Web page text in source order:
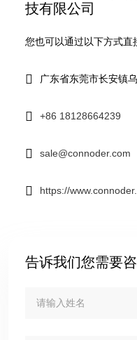
告诉我们您需要
技有限公司
您也可以通过以下方式
广东省东莞市长安镇
+86 18128664239
sale@connoder.com
https://